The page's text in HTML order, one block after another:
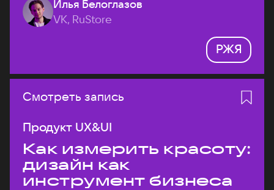
Илья Белоглазов
VK, RuStore
РЖЯ
Смотреть запись
Продукт UX&UI
Как измерить красоту:
дизайн как
инструмент бизнеса